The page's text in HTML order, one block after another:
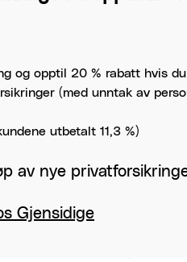
og opptil 20 % rabatt hvis
(med unntak av
utbetalt 11,3 %)
av nye
Gjensidige